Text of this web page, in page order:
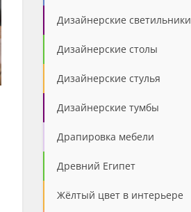
Дизайнерские светильники
Дизайнерские столы
Дизайнерские стулья
Дизайнерские тумбы
Драпировка мебели
Древний Египет
Жёлтый цвет в интерьере